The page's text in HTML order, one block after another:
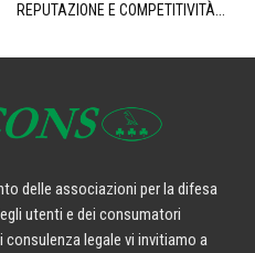
REPUTAZIONE E COMPETITIVITÀ...
delle associazioni per la difesa
utenti e dei consumatori
legale vi invitiamo a